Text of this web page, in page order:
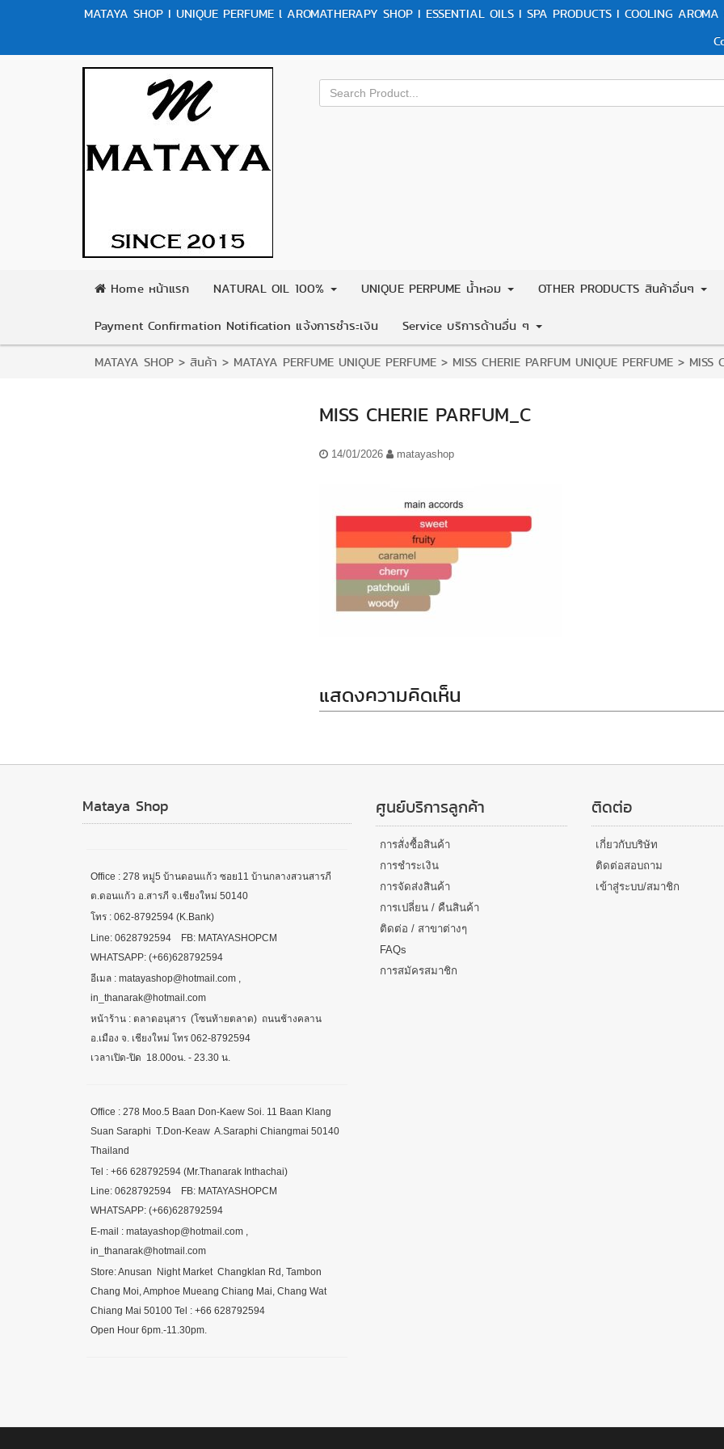
MATAYA SHOP I UNIQUE PERFUME l AROMATHERAPY SHOP I ESSENTIAL OILS I SPA PRODUCTS I COOLING AROMA
Home หน้าแรก NATURAL OIL 100% UNIQUE PERPUME น้ำหอม OTHER PRODUCTS สินค้าอื่นๆ
Payment Confirmation Notification แจ้งการชำระเงิน Service บริการด้านอื่น ๆ
MATAYA SHOP > สินค้า > MATAYA PERFUME UNIQUE PERFUME > MISS CHERIE PARFUM UNIQUE PERFUME > MISS
MISS CHERIE PARFUM_C
14/01/2026 matayashop
แสดงความคิดเห็น
Mataya Shop
Office : 278 หมู่5 บ้านดอนแก้ว ซอย11 บ้านกลางสวนสารภี
ต.ดอนแก้ว อ.สารภี จ.เชียงใหม่ 50140
โทร : 062-8792594 (K.Bank)
Line: 0628792594 FB: MATAYASHOPCM
WHATSAPP: (+66)628792594
อีเมล : matayashop@hotmail.com ,
in_thanarak@hotmail.com
หน้าร้าน : ตลาดอนุสาร (โซนท้ายตลาด) ถนนช้างคลาน
อ.เมือง จ. เชียงใหม่ โทร 062-8792594
เวลาเปิด-ปิด 18.00oน. - 23.30 น.
Office : 278 Moo.5 Baan Don-Kaew Soi. 11 Baan Klang
Suan Saraphi T.Don-Keaw A.Saraphi Chiangmai 50140
Thailand
Tel : +66 628792594 (Mr.Thanarak Inthachai)
Line: 0628792594 FB: MATAYASHOPCM
WHATSAPP: (+66)628792594
E-mail : matayashop@hotmail.com ,
in_thanarak@hotmail.com
Store: Anusan Night Market Changklan Rd, Tambon
Chang Moi, Amphoe Mueang Chiang Mai, Chang Wat
Chiang Mai 50100 Tel : +66 628792594
Open Hour 6pm.-11.30pm.
ศูนย์บริการลูกค้า
การสั่งซื้อสินค้า
การชำระเงิน
การจัดส่งสินค้า
การเปลี่ยน / คืนสินค้า
ติดต่อ / สาขาต่างๆ
FAQs
การสมัครสมาชิก
ติดต่อ
เกี่ยวกับบริษัท
ติดต่อสอบถาม
เข้าสู่ระบบ/สมาชิก